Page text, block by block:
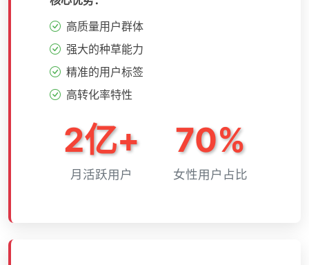
高质量用户群体
强大的种草能力
精准的用户标签
高转化率特性
2亿+
月活跃用户
70%
女性用户占比